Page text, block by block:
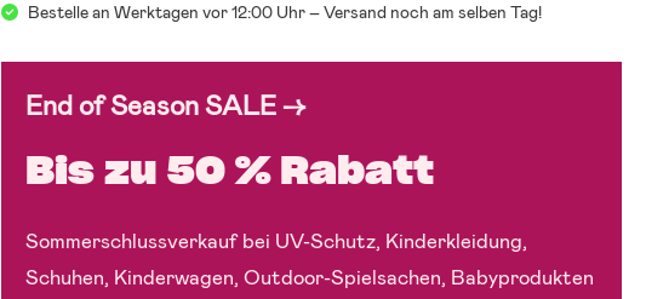
Bestelle an Werktagen vor 12:00 Uhr – Versand noch am selben Tag!
End of Season SALE →
Bis zu 50 % Rabatt
Sommerschlussverkauf bei UV-Schutz, Kinderkleidung,
Schuhen, Kinderwagen, Outdoor-Spielsachen, Babyprodukten